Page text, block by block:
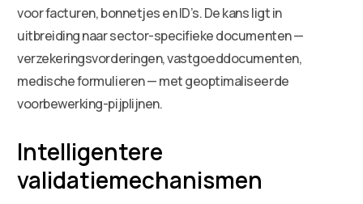
voor facturen, bonnetjes en ID’s. De kans ligt in
uitbreiding naar sector-specifieke documenten —
verzekeringsvorderingen, vastgoeddocumenten,
medische formulieren — met geoptimaliseerde
voorbewerking-pijplijnen.
Intelligentere
validatiemechanismen